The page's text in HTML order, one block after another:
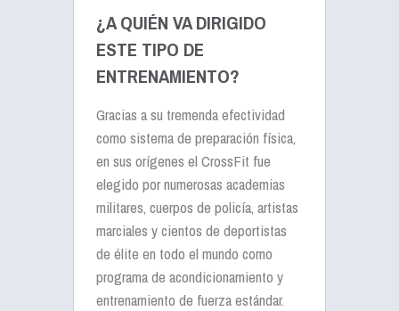
¿A QUIÉN VA DIRIGIDO
ESTE TIPO DE
ENTRENAMIENTO?
Gracias a su tremenda efectividad
como sistema de preparación física,
en sus orígenes el CrossFit fue
elegido por numerosas academias
militares, cuerpos de policía, artistas
marciales y cientos de deportistas
de élite en todo el mundo como
programa de acondicionamiento y
entrenamiento de fuerza estándar.